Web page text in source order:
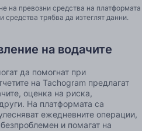
на превозни средства на платформата
средства трябва да изтеглят данни.
на водачите
да помогнат при
на Tachogram предлагат
оценка на риска,
На платформата са
ежедневните операции,
и помагат на